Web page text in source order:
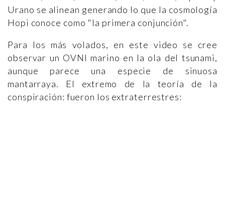
Urano se alinean generando lo que la cosmología
Hopi conoce como "la primera conjunción".
Para los más volados, en este video se cree
observar un OVNI marino en la ola del tsunami,
aunque parece una especie de sinuosa
mantarraya. El extremo de la teoría de la
conspiración: fueron los extraterrestres: